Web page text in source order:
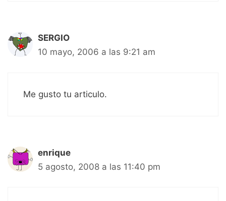
SERGIO
10 mayo, 2006 a las 9:21 am
Me gusto tu articulo.
enrique
5 agosto, 2008 a las 11:40 pm